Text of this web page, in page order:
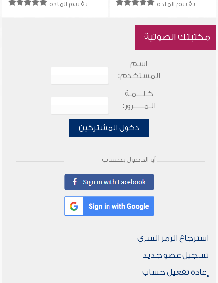
تقييم المادة: تقييم المادة:
مكتبتك الصوتية
اسم
المستخدم:
كـلـــمـة
الـمـــــرور:
دخول المشتركين
أو الدخول بحساب
استرجاع الرمز السري
تسجيل عضو جديد
إعادة تفعيل حساب